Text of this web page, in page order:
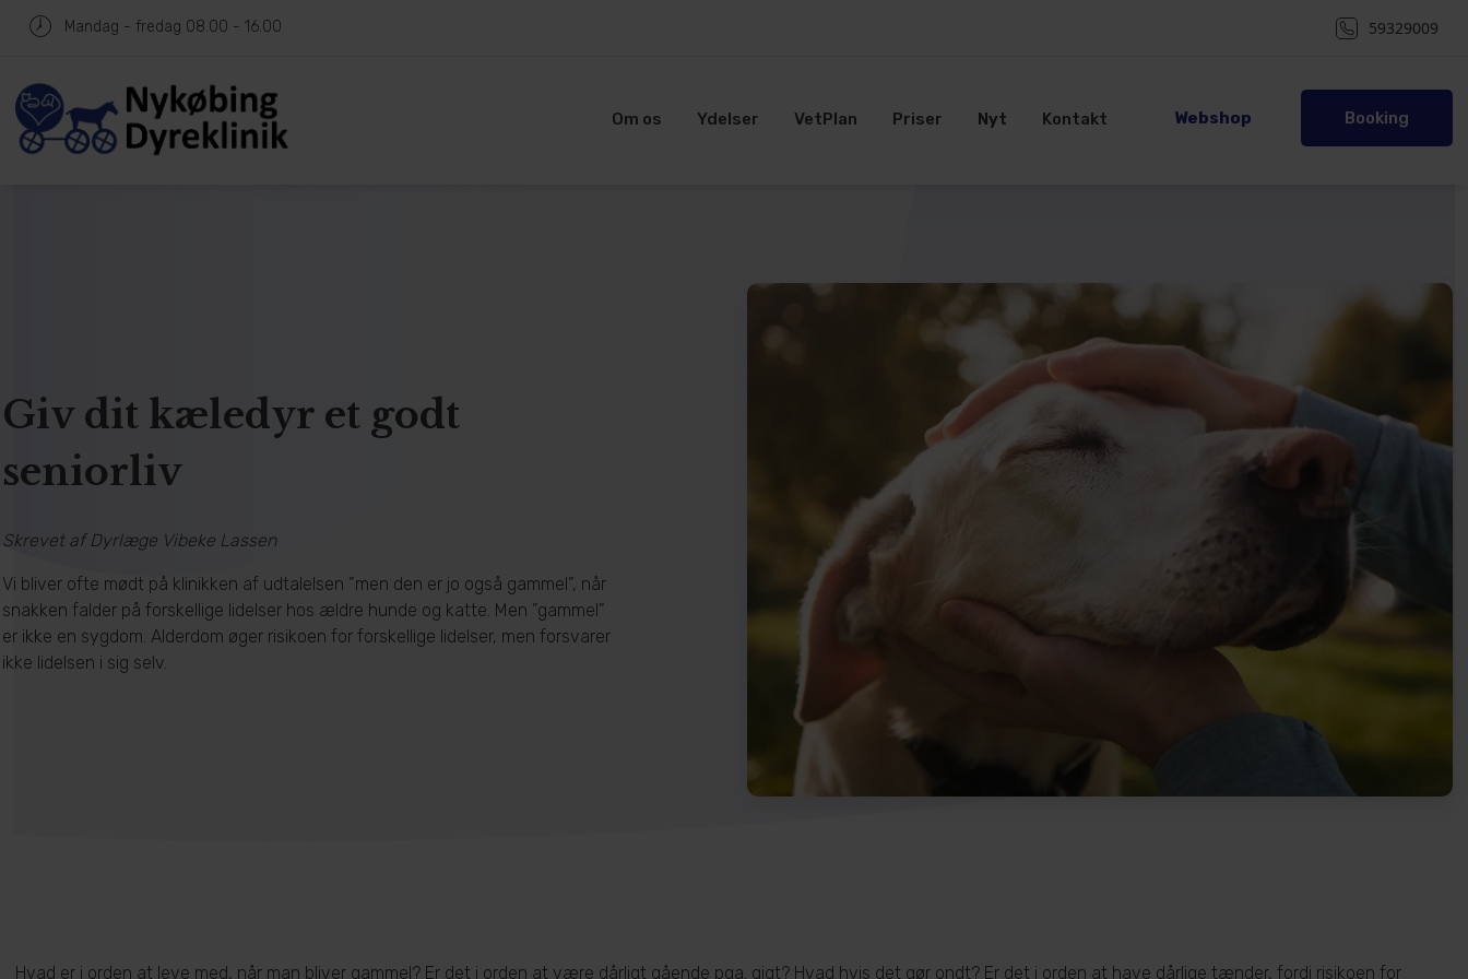
Mandag - fredag 08.00 - 16.00 59329009
Om os Ydelser VetPlan Priser Nyt Kontakt Webshop Booking
Giv dit kæledyr et godt
seniorliv
Skrevet af Dyrlæge Vibeke Lassen
Vi bliver ofte mødt på klinikken af udtalelsen ”men den er jo også gammel”, når
snakken falder på forskellige lidelser hos ældre hunde og katte. Men ”gammel”
er ikke en sygdom. Alderdom øger risikoen for forskellige lidelser, men forsvarer
ikke lidelsen i sig selv.
Hvad er i orden at leve med, når man bliver gammel? Er det i orden at være dårligt gående pga. gigt? Hvad hvis det gør ondt? Er det i orden at have dårlige tænder, fordi risikoen for